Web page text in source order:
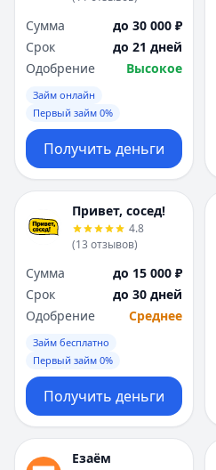
Сумма
до 30 000 ₽
Срок
до 21 дней
Одобрение
Высокое
Займ онлайн
Первый займ 0%
Получить деньги
Привет, сосед!
4.8
(13 отзывов)
Сумма
до 15 000 ₽
Срок
до 30 дней
Одобрение
Среднее
Займ бесплатно
Первый займ 0%
Получить деньги
Езаём